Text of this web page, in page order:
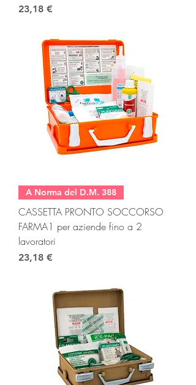
Prezzo
23,18 €
A Norma del D.M. 388
CASSETTA PRONTO SOCCORSO
FARMA1 per aziende fino a 2
lavoratori
Prezzo
23,18 €